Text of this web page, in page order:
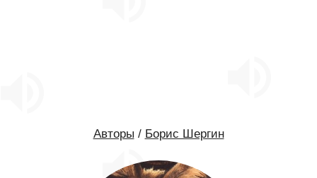
Авторы / Борис Шергин